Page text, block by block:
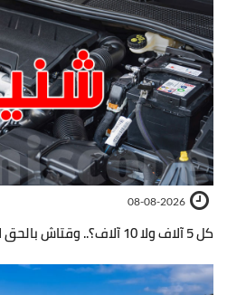
08-08-2026
كل 5 آلاف ولا 10 آلاف؟.. وقتاش بالحق لازمك تبدّل زيت كرهبتك؟